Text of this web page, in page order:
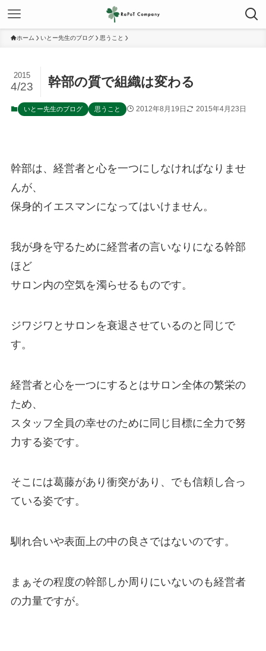
ホーム いとー先生のブログ 思うこと
幹部の質で組織は変わる
2015
4/23
いとー先生のブログ 思うこと 2012年8月19日 2015年4月23日
幹部は、経営者と心を一つにしなければなりませ
んが、
保身的イエスマンになってはいけません。
我が身を守るために経営者の言いなりになる幹部
ほど
サロン内の空気を濁らせるものです。
ジワジワとサロンを衰退させているのと同じで
す。
経営者と心を一つにするとはサロン全体の繁栄の
ため、
スタッフ全員の幸せのために同じ目標に全力で努
力する姿です。
そこには葛藤があり衝突があり、でも信頼し合っ
ている姿です。
馴れ合いや表面上の中の良さではないのです。
まぁその程度の幹部しか周りにいないのも経営者
の力量ですが。